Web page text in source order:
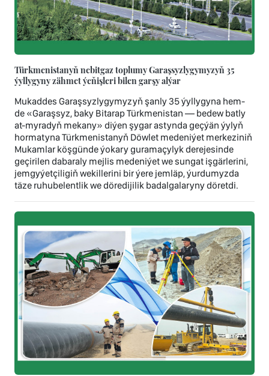
Türkmenistanyň nebitgaz toplumy Garaşsyzlygymyzyň 35
ýyllygyny zähmet ýeňişleri bilen garşy alýar
Mukaddes Garaşsyzlygymyzyň şanly 35 ýyllygyna hem-
de «Garaşsyz, baky Bitarap Türkmenistan — bedew batly
at-myradyň mekany» diýen şygar astynda geçýän ýylyň
hormatyna Türkmenistanyň Döwlet medeniýet merkeziniň
Mukamlar köşgünde ýokary guramaçylyk derejesinde
geçirilen dabaraly mejlis medeniýet we sungat işgärlerini,
jemgyýetçiligiň wekillerini bir ýere jemläp, ýurdumyzda
täze ruhubelentlik we döredijilik badalgalaryny döretdi.